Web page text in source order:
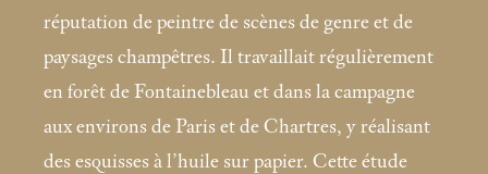
réputation de peintre de scènes de genre et de
paysages champêtres. Il travaillait régulièrement
en forêt de Fontainebleau et dans la campagne
aux environs de Paris et de Chartres, y réalisant
des esquisses à l’huile sur papier. Cette étude